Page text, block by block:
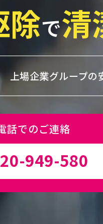
除で清
上場企業グループの
話でのご連絡
949-580